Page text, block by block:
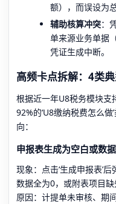
额），而误设为
辅助核算冲突：
单来源业务单据
凭证生成中断。
高频卡点拆解：4类
根据近一年U8税务模块支
92%的‘U8缴纳税费怎么
向：
申报表生成为空白或数
现象：点击‘生成申报表’
数据全为0，或附表项目缺
原因：计提单未审核、期